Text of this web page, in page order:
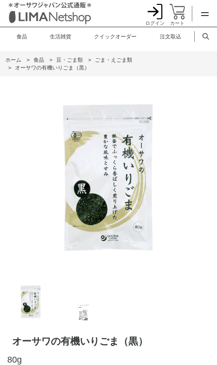
ログイン カート
食品 生活雑貨 クイックオーダー 注文取込
ホーム > 食品 > 豆・ごま類 >
ごま・えごま類
>
オーサワの有機いりごま（黒）
オーサワの有機いりごま（黒）
80g